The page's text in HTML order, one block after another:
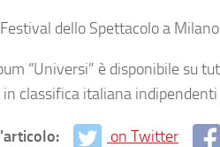
dello Spettacolo a
“Universi” è disponibile su
in classifica italiana
on Twitter